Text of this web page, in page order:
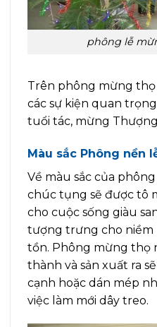
phông lễ
Trên phông mừng
các sự kiện quan
tuổi tác, mừng
Màu sắc Phông nền
Về màu sắc của
chúc tụng sẽ được tô
cho cuộc sống giàu
tượng trưng cho niềm
tồn. Phông mừng thọ
thành và sản xuất ra
cạnh hoặc dán mép
việc làm mới dây treo.